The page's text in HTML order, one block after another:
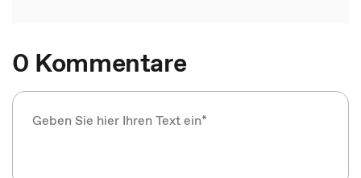
0 Kommentare